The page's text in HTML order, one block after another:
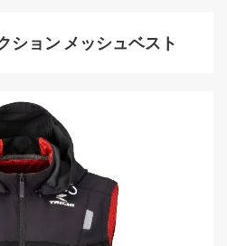
ション メッシュベスト